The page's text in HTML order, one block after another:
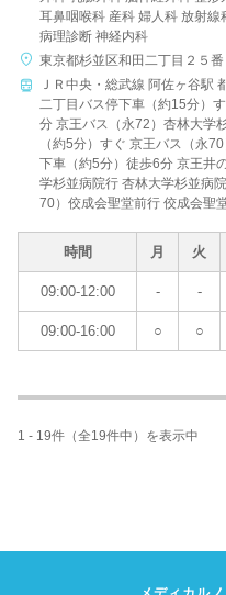
耳鼻咽喉科 産科 婦人科 放射線
病理診断 神経内科
東京都杉並区和田二丁目２５
ＪＲ中央・総武線 阿佐ヶ谷駅
二丁目バス停下車（約15分）
分 京王バス（永72）杏林大学
（約5分）すぐ 京王バス（永
下車（約5分）徒歩6分 京王井
学杉並病院行 杏林大学杉並病
70）佼成会聖堂前行 佼成会聖
時間 月 火
09:00-12:00 - -
09:00-16:00 ○ ○
1 - 19件（全19件中）を表示中